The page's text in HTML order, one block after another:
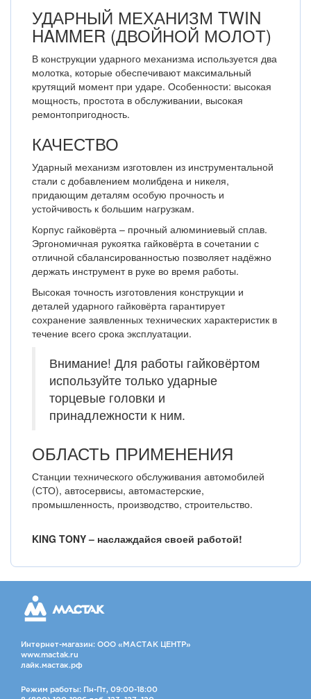
УДАРНЫЙ МЕХАНИЗМ TWIN
HAMMER (ДВОЙНОЙ МОЛОТ)
В конструкции ударного механизма используется два
молотка, которые обеспечивают максимальный
крутящий момент при ударе. Особенности: высокая
мощность, простота в обслуживании, высокая
ремонтопригодность.
КАЧЕСТВО
Ударный механизм изготовлен из инструментальной
стали с добавлением молибдена и никеля,
придающим деталям особую прочность и
устойчивость к большим нагрузкам.
Корпус гайковёрта – прочный алюминиевый сплав.
Эргономичная рукоятка гайковёрта в сочетании с
отличной сбалансированностью позволяет надёжно
держать инструмент в руке во время работы.
Высокая точность изготовления конструкции и
деталей ударного гайковёрта гарантирует
сохранение заявленных технических характеристик в
течение всего срока эксплуатации.
Внимание! Для работы гайковёртом
используйте только ударные
торцевые головки и
принадлежности к ним.
ОБЛАСТЬ ПРИМЕНЕНИЯ
Станции технического обслуживания автомобилей
(СТО), автосервисы, автомастерские,
промышленность, производство, строительство.
KING TONY – наслаждайся своей работой!
Интернет-магазин: ООО «МАСТАК ЦЕНТР»
www.mactak.ru
лайк.мастак.рф
Режим работы: Пн-Пт, 09:00-18:00